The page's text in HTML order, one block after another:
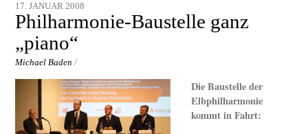
17. JANUAR 2008
Philharmonie-Baustelle ganz
„piano“
Michael Baden /
Die Baustelle der
Elbphilharmonie
kommt in Fahrt: